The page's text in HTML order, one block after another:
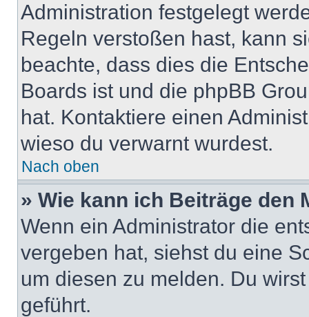
Administration festgelegt
Regeln verstoßen hast, kann
beachte, dass dies die
Boards ist und die phpBB
hat. Kontaktiere einen
wieso du verwarnt wurdest.
Nach oben
» Wie kann ich Beiträge den
Wenn ein Administrator die
vergeben hat, siehst du eine
um diesen zu melden. Du
geführt.